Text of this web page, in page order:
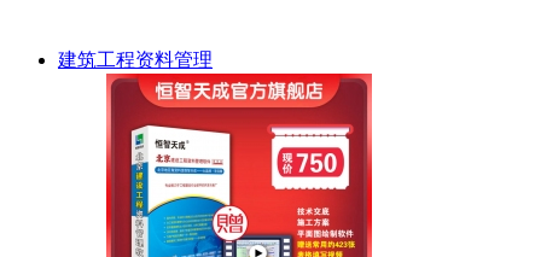
建筑工程资料管理